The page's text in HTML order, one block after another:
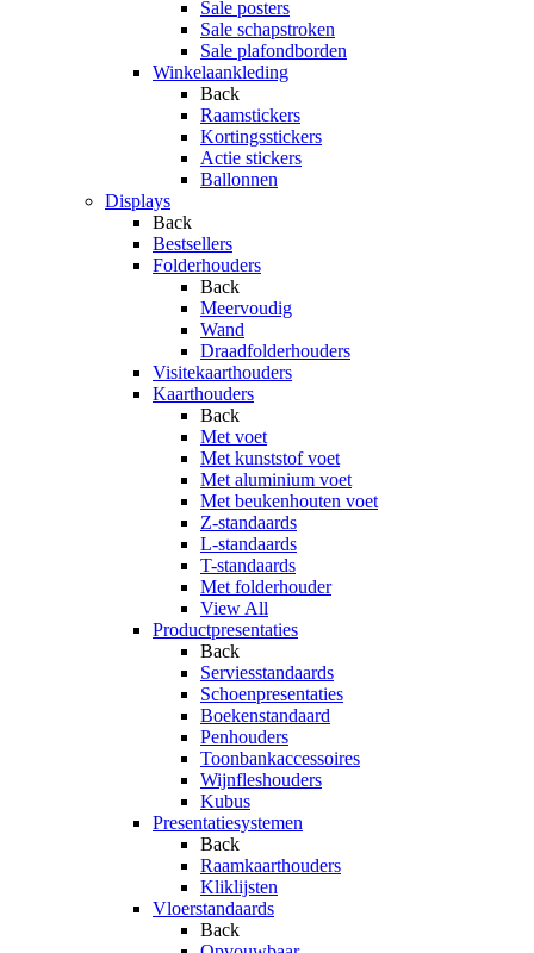
Sale posters
Sale schapstroken
Sale plafondborden
Winkelaankleding
Back
Raamstickers
Kortingsstickers
Actie stickers
Ballonnen
Displays
Back
Bestsellers
Folderhouders
Back
Meervoudig
Wand
Draadfolderhouders
Visitekaarthouders
Kaarthouders
Back
Met voet
Met kunststof voet
Met aluminium voet
Met beukenhouten voet
Z-standaards
L-standaards
T-standaards
Met folderhouder
View All
Productpresentaties
Back
Serviesstandaards
Schoenpresentaties
Boekenstandaard
Penhouders
Toonbankaccessoires
Wijnfleshouders
Kubus
Presentatiesystemen
Back
Raamkaarthouders
Kliklijsten
Vloerstandaards
Back